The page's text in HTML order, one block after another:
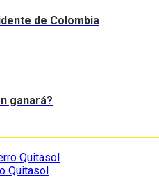
de Colombia
ganará?
Quitasol